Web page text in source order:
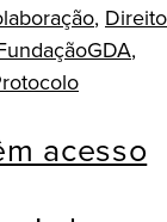
, Direito
,
acesso